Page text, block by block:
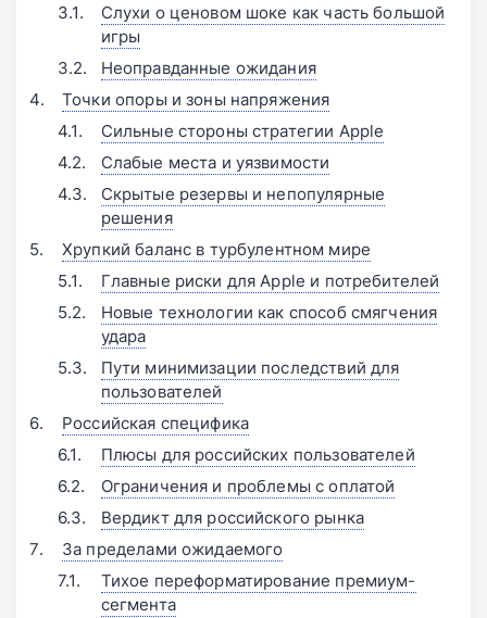
Слухи о ценовом шоке как часть большой
игры
Неоправданные ожидания
Точки опоры и зоны напряжения
Сильные стороны стратегии Apple
Слабые места и уязвимости
Скрытые резервы и непопулярные
решения
Хрупкий баланс в турбулентном мире
Главные риски для Apple и потребителей
Новые технологии как способ смягчения
удара
Пути минимизации последствий для
пользователей
Российская специфика
Плюсы для российских пользователей
Ограничения и проблемы с оплатой
Вердикт для российского рынка
За пределами ожидаемого
Тихое переформатирование премиум-
сегмента